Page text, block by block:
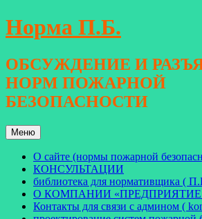
Перейти
к
Норма П.Б.
ОБСУЖДЕНИЕ И
НОРМ ПОЖАРНОЙ
БЕЗОПАСНОСТИ
Меню
О сайте (нормы пожарной
КОНСУЛЬТАЦИИ
библиотека для нормативщика (
О КОМПАНИИ «ПРЕДПРИЯТИЕ
Контакты для связи с админом (